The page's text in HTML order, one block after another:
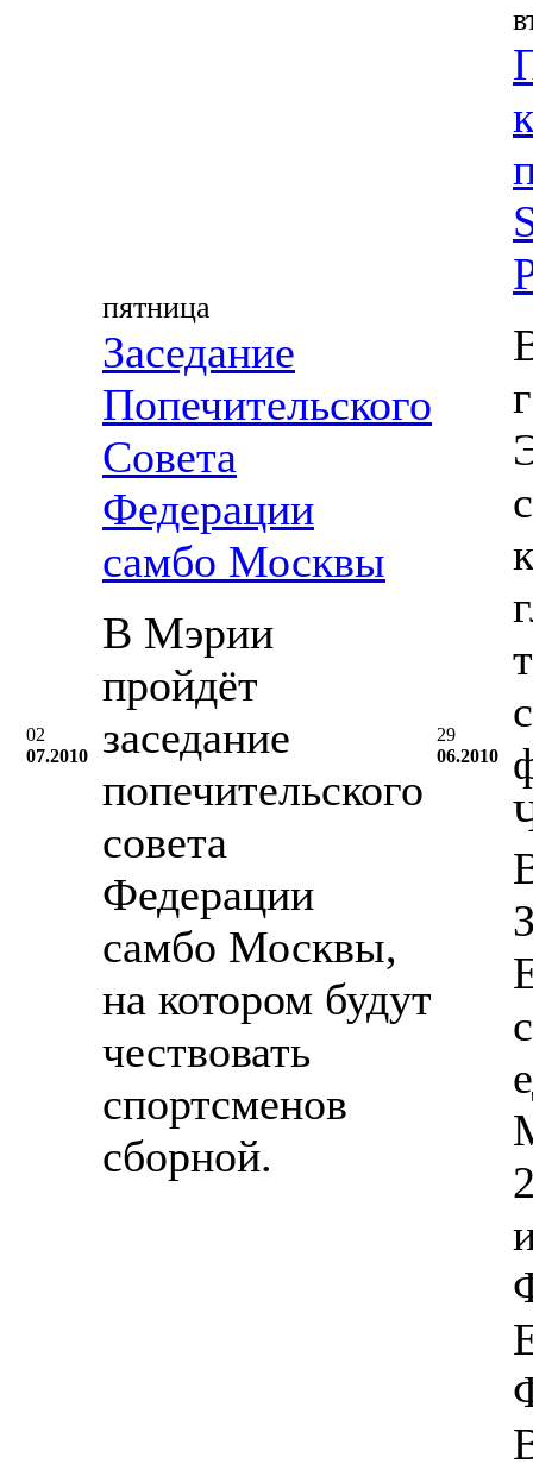
02
07.2010
пятница
Заседание
Попечительского
Совета
Федерации
самбо Москвы
В Мэрии
пройдёт
заседание
попечительского
совета
Федерации
самбо Москвы,
на котором будут
чествовать
спортсменов
сборной.
29
06.2010